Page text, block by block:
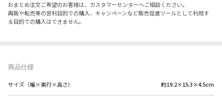
おまとめ注文ご希望のお客様は、カスタマーセンターへご相談ください。
再販や転売等の営利目的での購入、キャンペーンなど販売促進ツールとして利用す
る目的での購入はできません。
商品仕様
サイズ（幅×奥行×高さ） 約19.2×15.3×4.5cm